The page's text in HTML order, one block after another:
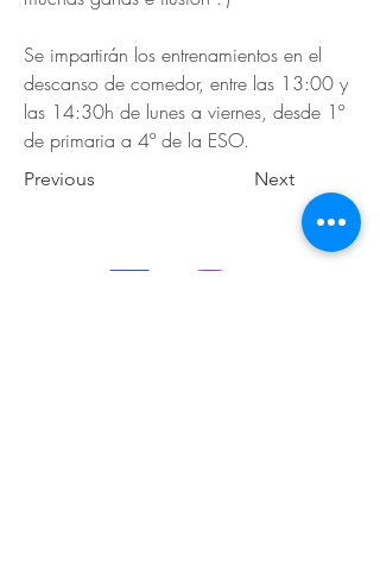
Previous Next
Se impartirán los entrenamientos en el
descanso de comedor, entre las 13:00 y
las 14:30h de lunes a viernes, desde 1º
de primaria a 4º de la ESO.